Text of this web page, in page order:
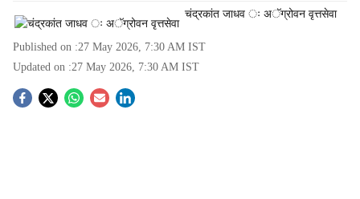
चंद्रकांत जाधव ः अॅग्रोवन वृत्तसेवा
Published on :27 May 2026, 7:30 AM IST
Updated on :27 May 2026, 7:30 AM IST
S